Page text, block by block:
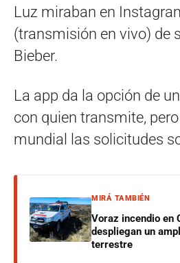
Luz miraban en
(transmisión en vivo) de
Bieber.
La app da la opción de
con quien transmite,
mundial las solicitudes
MIRÁ TAMBIÉN
Voraz incendio en
despliegan un
terrestre